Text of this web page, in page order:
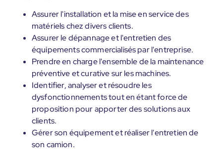
Assurer l'installation et la mise en service des
matériels chez divers clients.
Assurer le dépannage et l'entretien des
équipements commercialisés par l'entreprise.
Prendre en charge l'ensemble de la maintenance
préventive et curative sur les machines.
Identifier, analyser et résoudre les
dysfonctionnements tout en étant force de
proposition pour apporter des solutions aux
clients.
Gérer son équipement et réaliser l'entretien de
son camion.